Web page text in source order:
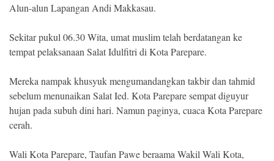
©
Copyright
2026
All
Right
Reserved
Alun-alun Lapangan Andi Makkasau.
Sekitar pukul 06.30 Wita, umat muslim telah berdatangan ke
tempat pelaksanaan Salat Idulfitri di Kota Parepare.
Mereka nampak khusyuk mengumandangkan takbir dan tahmid
sebelum menunaikan Salat Ied. Kota Parepare sempat diguyur
hujan pada subuh dini hari. Namun paginya, cuaca Kota Parepare
cerah.
Wali Kota Parepare, Taufan Pawe beraama Wakil Wali Kota,